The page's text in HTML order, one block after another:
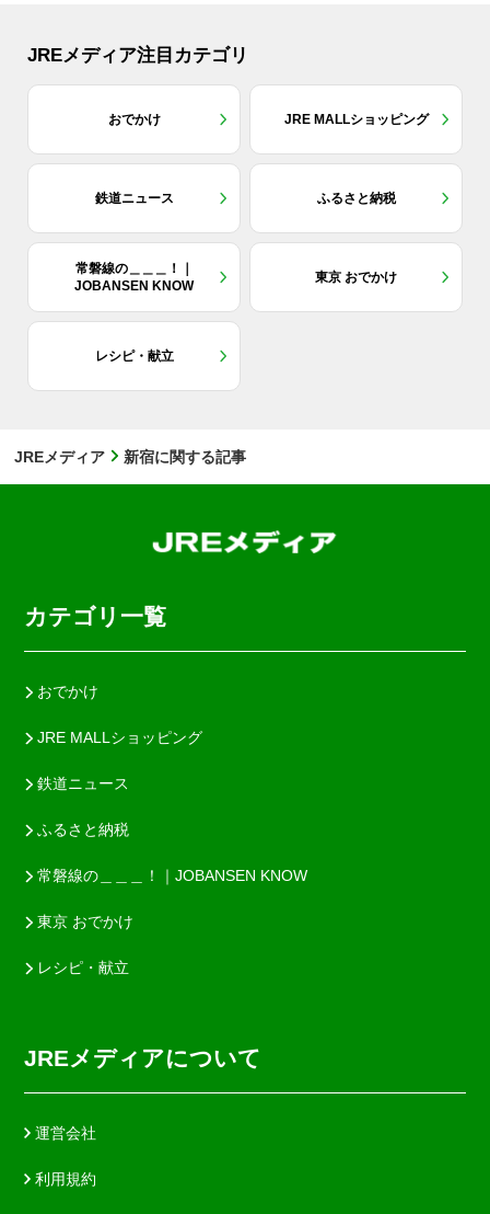
JREメディア注目カテゴリ
おでかけ JRE MALLショッピング
鉄道ニュース ふるさと納税
常磐線の＿＿＿！｜
JOBANSEN KNOW
東京 おでかけ
レシピ・献立
JREメディア 新宿に関する記事
カテゴリ一覧
おでかけ
JRE MALLショッピング
鉄道ニュース
ふるさと納税
常磐線の＿＿＿！｜JOBANSEN KNOW
東京 おでかけ
レシピ・献立
JREメディアについて
運営会社
利用規約